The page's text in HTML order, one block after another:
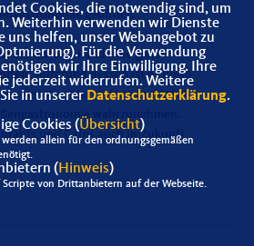
geöffnet.
die Corona-Pandemie ganz
Aufgrund dessen ist es umso
zu unterstützen und lokal
wahrzunehmen.
und Cafes auch in Zukunft
Cookies, die notwendig sind, um
Weiterhin verwenden wir Dienste
helfen, unser Webangebot zu
Für die Verwendung
wir Ihre Einwilligung. Ihre
jederzeit widerrufen. Weitere
in unserer Datenschutzerklärung.
Cookies (Übersicht)
werden allein für den ordnungsgemäßen
( Hinweis)
von Drittanbietern auf der Webseite.